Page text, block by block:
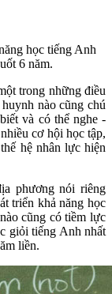
học tiếng Anh
6 năm.
trong những điều
nào cũng chú
và có thể nghe -
cơ hội học tập,
hệ nhân lực hiện
phương nói riêng
triển khả năng học
cũng có tiềm lực
giỏi tiếng Anh nhất
liền.